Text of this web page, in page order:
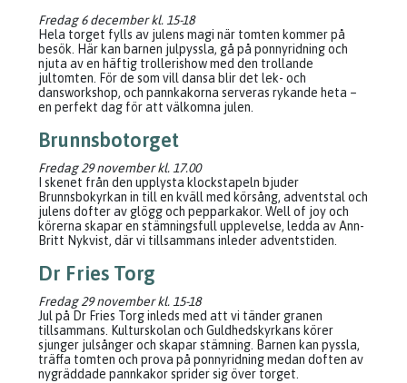
Fredag 6 december kl. 15-18
Hela torget fylls av julens magi när tomten kommer på
besök. Här kan barnen julpyssla, gå på ponnyridning och
njuta av en häftig trollerishow med den trollande
jultomten. För de som vill dansa blir det lek- och
dansworkshop, och pannkakorna serveras rykande heta –
en perfekt dag för att välkomna julen.
Brunnsbotorget
Fredag 29 november kl. 17.00
I skenet från den upplysta klockstapeln bjuder
Brunnsbokyrkan in till en kväll med körsång, adventstal och
julens dofter av glögg och pepparkakor. Well of joy och
körerna skapar en stämningsfull upplevelse, ledda av Ann-
Britt Nykvist, där vi tillsammans inleder adventstiden.
Dr Fries Torg
Fredag 29 november kl. 15-18
Jul på Dr Fries Torg inleds med att vi tänder granen
tillsammans. Kulturskolan och Guldhedskyrkans körer
sjunger julsånger och skapar stämning. Barnen kan pyssla,
träffa tomten och prova på ponnyridning medan doften av
nygräddade pannkakor sprider sig över torget.